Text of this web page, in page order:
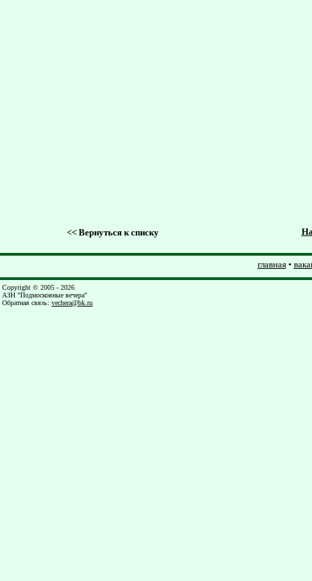
<<Вернуться к списку
главная•
Copyright © 2005 - 2026
АЗН "Подмосковные вечера"
Обратная связь: vechera@bk.ru